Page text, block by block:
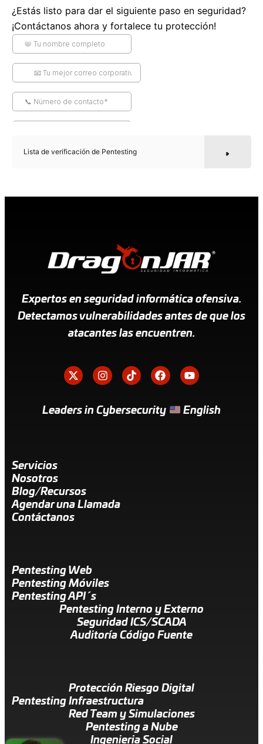
¿Estás listo para dar el siguiente paso en seguridad?
¡Contáctanos ahora y fortalece tu protección!
Lista de verificación de Pentesting
Expertos en seguridad informática ofensiva.
Detectamos vulnerabilidades antes de que los
atacantes las encuentren.
Leaders in Cybersecurity English
Servicios
Nosotros
Blog/Recursos
Agendar una Llamada
Contáctanos
Pentesting Web
Pentesting Móviles
Pentesting API´s
Pentesting Interno y Externo
Seguridad ICS/SCADA
Auditoría Código Fuente
Protección Riesgo Digital
Pentesting Infraestructura
Red Team y Simulaciones
Pentesting a Nube
Ingenieria Social